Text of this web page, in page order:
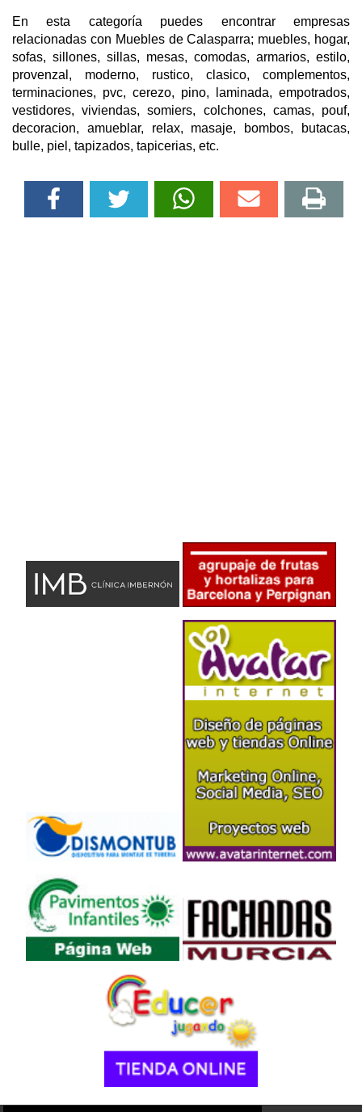
En esta categoría puedes encontrar empresas
relacionadas con Muebles de Calasparra; muebles, hogar,
sofas, sillones, sillas, mesas, comodas, armarios, estilo,
provenzal, moderno, rustico, clasico, complementos,
terminaciones, pvc, cerezo, pino, laminada, empotrados,
vestidores, viviendas, somiers, colchones, camas, pouf,
decoracion, amueblar, relax, masaje, bombos, butacas,
bulle, piel, tapizados, tapicerias, etc.